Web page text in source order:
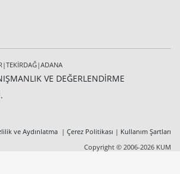
VE DEĞERLENDİRME
ve Aydınlatma | Çerez Politikası | Kullanım Şartları
Copyright © 2006-2026 KUM